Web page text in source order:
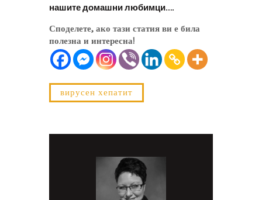
нашите домашни любимци….
Споделете, ако тази статия ви е била
полезна и интересна!
вирусен хепатит